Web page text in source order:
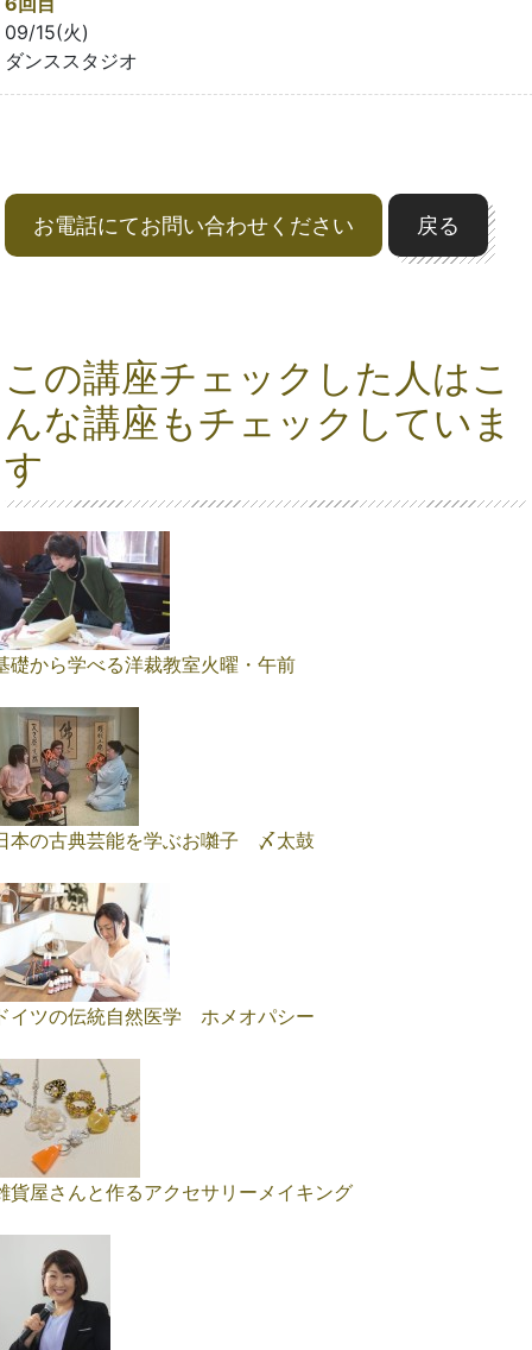
09/15(火)
ダンススタジオ
お電話にてお問い合わせください 戻る
この講座チェックした人はこ
んな講座もチェックしていま
す
礎から学べる洋裁教室火曜・午前
本の古典芸能を学ぶお囃子 〆太鼓
イツの伝統自然医学 ホメオパシー
貨屋さんと作るアクセサリーメイキング